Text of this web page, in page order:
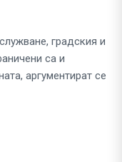
градския и
са и
аргументират се